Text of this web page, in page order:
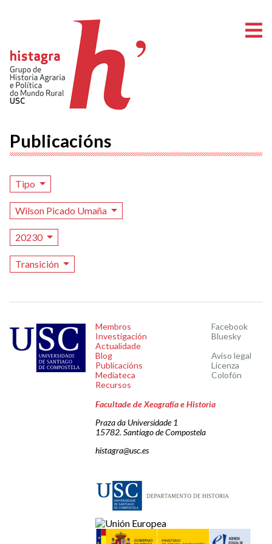
Publicacións
Tipo
Wilson Picado Umaña
20230
Transición
Membros
Investigación
Actualidade
Blog
Publicacións
Mediateca
Recursos
Facebook
Bluesky
Aviso legal
Licenza
Colofón
Facultade de Xeografía e Historia
Praza da Universidade 1
15782. Santiago de Compostela
histagra@usc.es